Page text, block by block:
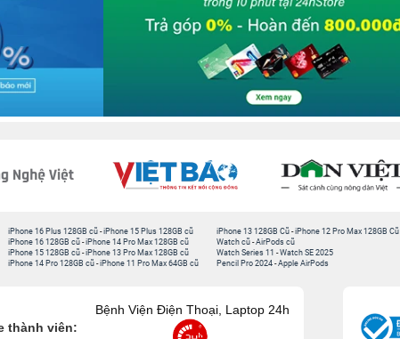
iPhone 16 Plus 128GB cũ -iPhone 15 Plus 128GB cũ
iPhone 16 128GB cũ -iPhone 14 Pro Max 128GB cũ
iPhone 15 128GB cũ -iPhone 13 Pro Max 128GB cũ
iPhone 14 Pro 128GB cũ -iPhone 11 Pro Max 64GB cũ
iPhone 13 128GB Cũ -iPhone 12 Pro Max 128GB Cũ
Watch cũ -AirPods cũ
Watch Series 11 -Watch SE 2025
Pencil Pro 2024 -Apple AirPods
thành viên:
Bệnh Viện Điện Thoại, Laptop 24h